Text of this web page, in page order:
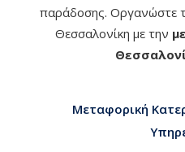
παράδοσης. Οργανώστε
Θεσσαλονίκη με την
Μεταφορική